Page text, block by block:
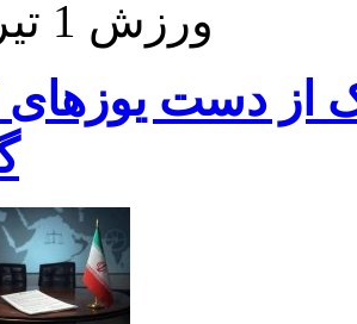
ورزش 1 تیر 1405
از دست یوزهای